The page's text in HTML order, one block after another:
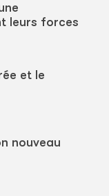
leurs forces
et le
nouveau